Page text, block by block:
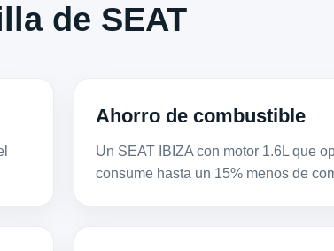
de SEAT
Ahorro de combustible
Un SEAT IBIZA con motor 1.6L que
consume hasta un 15% menos de